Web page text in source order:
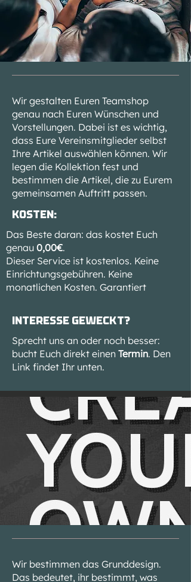
Wir gestalten Euren Teamshop
genau nach Euren Wünschen und
Vorstellungen. Dabei ist es wichtig,
dass Eure Vereinsmitglieder selbst
Ihre Artikel auswählen können. Wir
legen die Kollektion fest und
bestimmen die Artikel, die zu Eurem
gemeinsamen Auftritt passen.
Kosten:
Das Beste daran: das kostet Euch
genau 0,00€.
Dieser Service ist kostenlos. Keine
Einrichtungsgebühren. Keine
monatlichen Kosten. Garantiert
Interesse geweckt?
Sprecht uns an oder noch besser:
bucht Euch direkt einen Termin. Den
Link findet Ihr unten.
Wir bestimmen das Grunddesign.
Das bedeutet, ihr bestimmt, was